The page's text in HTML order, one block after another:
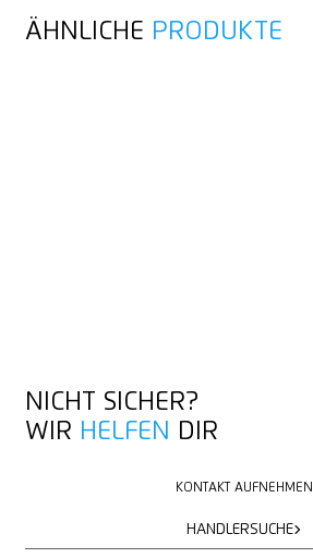
ÄHNLICHE PRODUKTE
NICHT SICHER?
WIR HELFEN DIR
KONTAKT AUFNEHMEN
HÄNDLERSUCHE